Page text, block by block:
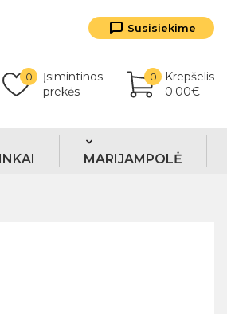
Susisiekime
Įsimintinos
prekės
0
Krepšelis
0.00€
0
MARIJAMPOLĖ